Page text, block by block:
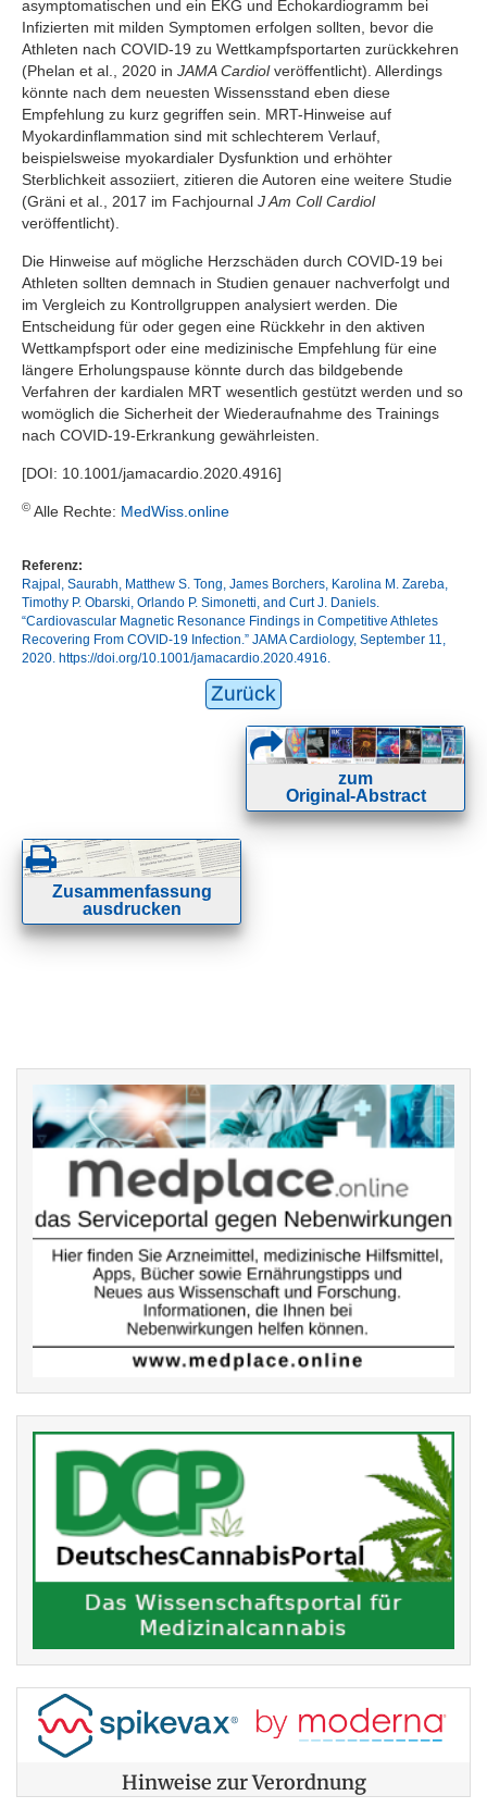
asymptomatischen und ein EKG und Echokardiogramm bei
Infizierten mit milden Symptomen erfolgen sollten, bevor die
Athleten nach COVID-19 zu Wettkampfsportarten zurückkehren
(Phelan et al., 2020 in JAMA Cardiolveröffentlicht). Allerdings
könnte nach dem neuesten Wissensstand eben diese
Empfehlung zu kurz gegriffen sein. MRT-Hinweise auf
Myokardinflammation sind mit schlechterem Verlauf,
beispielsweise myokardialer Dysfunktion und erhöhter
Sterblichkeit assoziiert, zitieren die Autoren eine weitere Studie
(Gräni et al., 2017 im Fachjournal J Am Coll Cardiol
veröffentlicht).
Die Hinweise auf mögliche Herzschäden durch COVID-19 bei
Athleten sollten demnach in Studien genauer nachverfolgt und
im Vergleich zu Kontrollgruppen analysiert werden. Die
Entscheidung für oder gegen eine Rückkehr in den aktiven
Wettkampfsport oder eine medizinische Empfehlung für eine
längere Erholungspause könnte durch das bildgebende
Verfahren der kardialen MRT wesentlich gestützt werden und so
womöglich die Sicherheit der Wiederaufnahme des Trainings
nach COVID-19-Erkrankung gewährleisten.
[DOI: 10.1001/jamacardio.2020.4916]
© Alle Rechte: MedWiss.online
Referenz:
Rajpal, Saurabh, Matthew S. Tong, James Borchers, Karolina M. Zareba,
Timothy P. Obarski, Orlando P. Simonetti, and Curt J. Daniels.
“Cardiovascular Magnetic Resonance Findings in Competitive Athletes
Recovering From COVID-19 Infection.” JAMA Cardiology, September 11,
2020. https://doi.org/10.1001/jamacardio.2020.4916.
Zurück
zum
Original-Abstract
Zusammenfassung
ausdrucken
Hinweise zur Verordnung